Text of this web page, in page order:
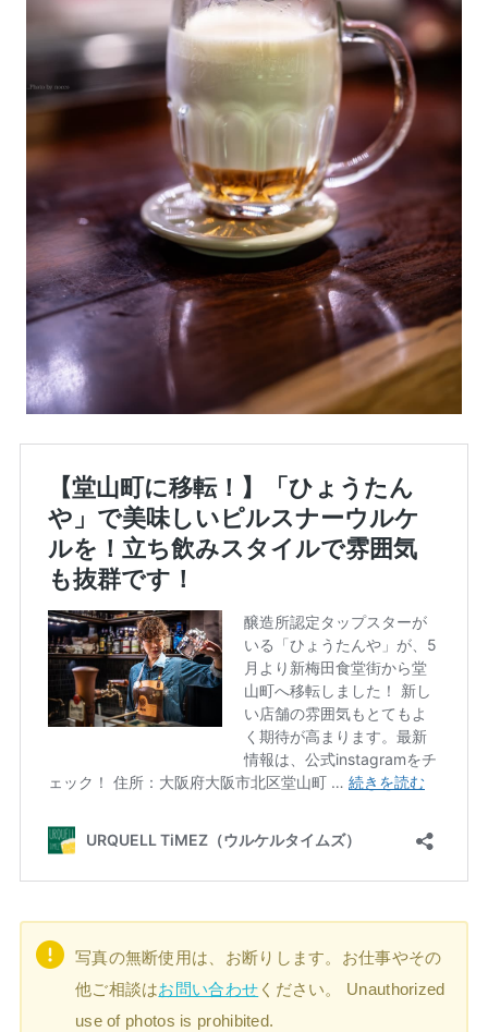
写真の無断使用は、お断りします。お仕事やその
他ご相談はお問い合わせ ください。 Unauthorized
use of photos is prohibited.